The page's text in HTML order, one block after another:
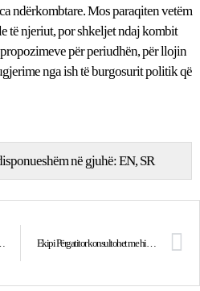
ndërkombtare. Mos paraqiten vetëm
të njeriut, por shkeljet ndaj kombit
për periudhën, për llojin
nga ish të burgosurit politik që
në gjuhë:EN SR
Ekipi Përgatitor konsultohet me historianët shqiptar